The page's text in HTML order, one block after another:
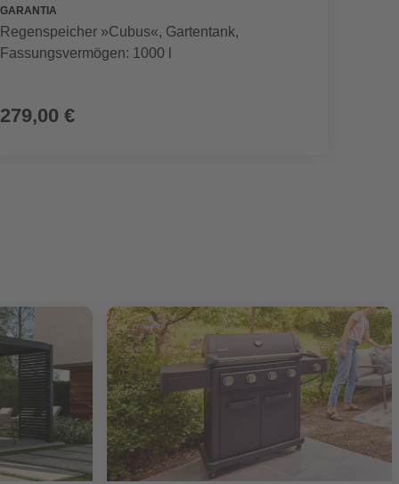
GARANTIA
Regenspeicher »Cubus«, Gartentank,
Fassungsvermögen: 1000 l
279,00 €